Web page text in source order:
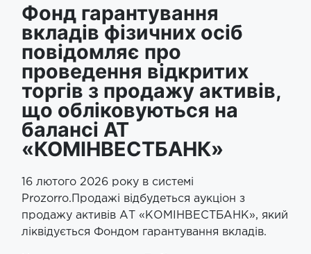
Фонд гарантування
вкладів фізичних осіб
повідомляє про
проведення відкритих
торгів з продажу активів,
що обліковуються на
балансі АТ
«КОМІНВЕСТБАНК»
16 лютого 2026 року в системі
Prozorro.Продажі відбудеться аукціон з
продажу активів АТ «КОМІНВЕСТБАНК», який
ліквідується Фондом гарантування вкладів.